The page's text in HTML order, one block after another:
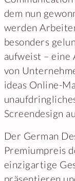
dem nun
werden
besonders
aufweist – eine
von
ideas Online-
Screendesign
Der German
Premiumpreis
einzigartige
präsentieren